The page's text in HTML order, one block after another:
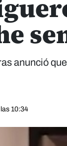
anunció
10:34